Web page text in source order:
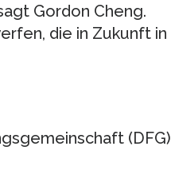
Gordon Cheng.
die in Zukunft in
(DFG)